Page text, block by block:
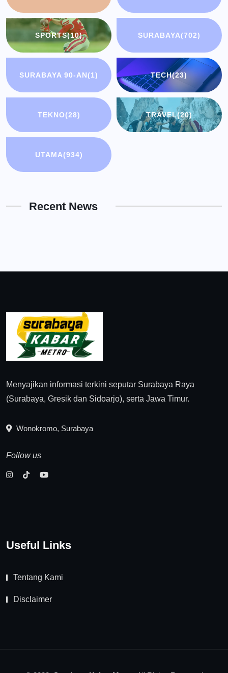
SPORTS(10) SURABAYA(702)
SURABAYA 90-AN(1) TECH(23)
TEKNO(28) TRAVEL(20)
UTAMA(934)
Recent News
Menyajikan informasi terkini seputar Surabaya Raya
(Surabaya, Gresik dan Sidoarjo), serta Jawa Timur.
Wonokromo, Surabaya
Follow us
Useful Links
Tentang Kami
Disclaimer